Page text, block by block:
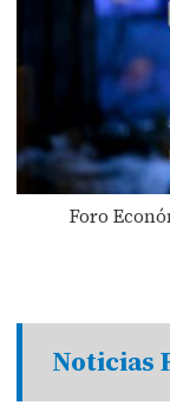
Foro
Noticias